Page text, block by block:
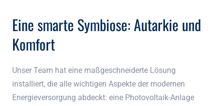
Eine smarte Symbiose: Autarkie und
Komfort
Unser Team hat eine maßgeschneiderte Lösung
installiert, die alle wichtigen Aspekte der modernen
Energieversorgung abdeckt: eine Photovoltaik-Anlage